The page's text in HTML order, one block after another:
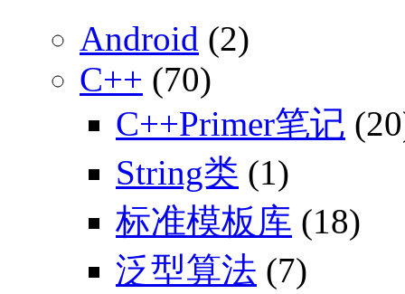
Android (2)
C++ (70)
C++Primer笔记
String类 (1)
标准模板库 (18)
泛型算法 (7)